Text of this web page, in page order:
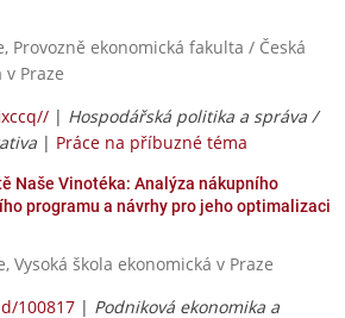
Provozně ekonomická fakulta / Česká
Praze
| Hospodářská politika a správa /
| Práce na příbuzné téma
Naše Vinotéka: Analýza nákupního
programu a návrhy pro jeho optimalizaci
Vysoká škola ekonomická v Praze
100817 | Podniková ekonomika a